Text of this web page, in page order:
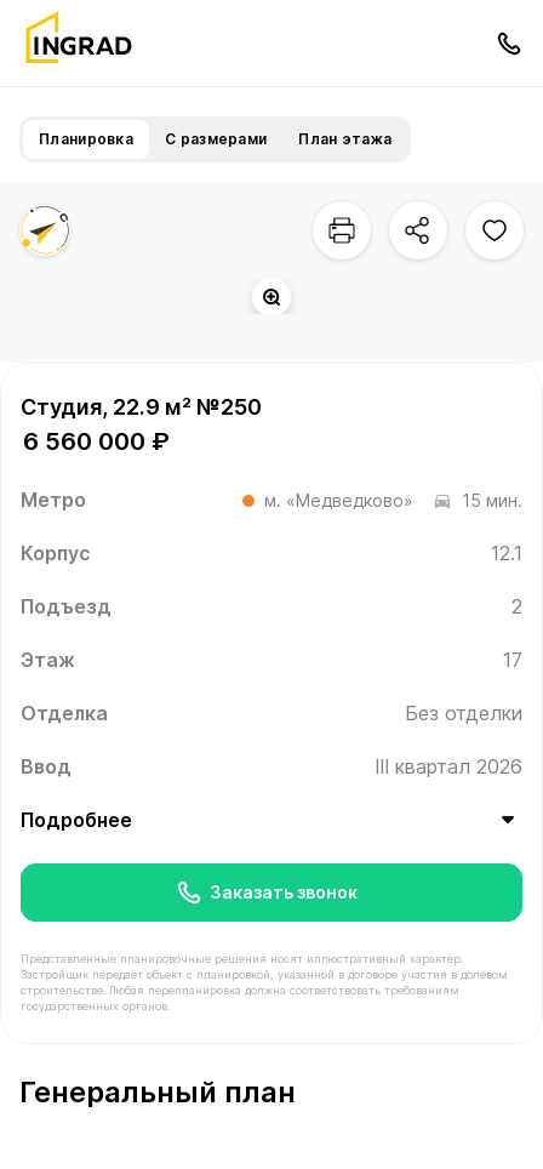
Планировка С размерами План этажа
Студия, 22.9 м² №250
6 560 000 ₽
Метро м. «Медведково» 15 мин.
Корпус 12.1
Подъезд 2
Этаж 17
Отделка Без отделки
Ввод III квартал 2026
Подробнее
Заказать звонок
Представленные планировочные решения носят иллюстративный характер.
Застройщик передаёт объект с планировкой, указанной в договоре участия в долевом
строительстве. Любая перепланировка должна соответствовать требованиям
государственных органов.
Генеральный план